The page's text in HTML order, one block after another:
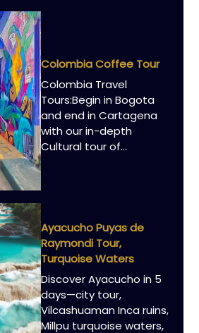
Colombia Coffee Tour
Colombia Travel
Tours:Begin in Bogota
and end in Cartagena
with our in-depth
Cultural tour of...
Ayacucho Puyas de
Raymondi Tour,
Turquoise Waters
Discover Ayacucho in 5
days—city tour,
Vilcashuaman Inca ruins,
Millpu turquoise waters,